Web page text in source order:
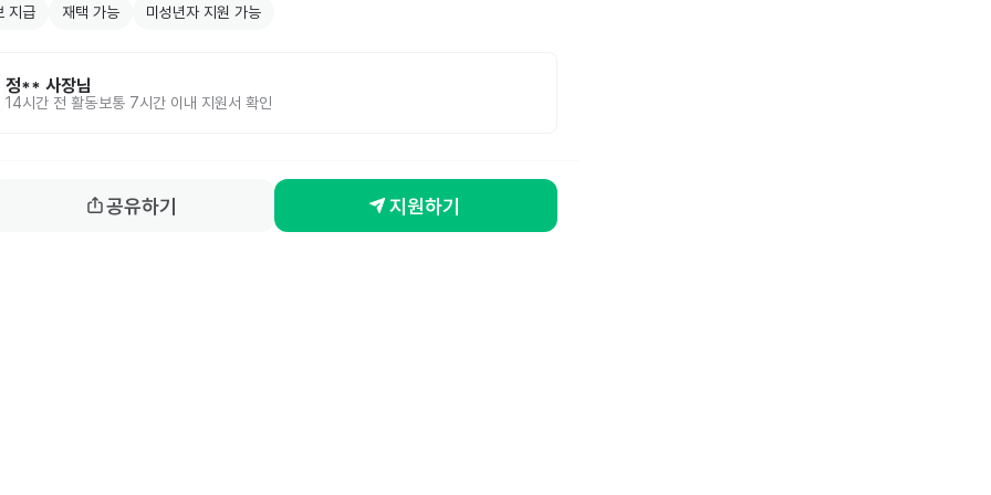
지급 재택 가능 미성년자 지원 가능
정** 사장님
14시간 전 활동보통 7시간 이내 지원서 확인
공유하기 지원하기